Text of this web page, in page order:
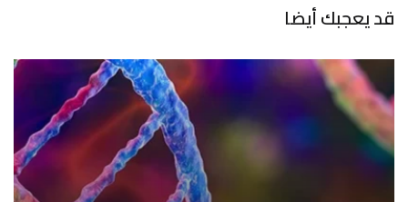
قد يعجبك أيضا